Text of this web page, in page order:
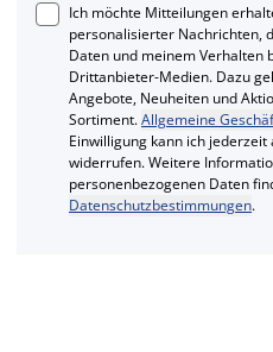
Ich möchte Mitteilungen
personalisierter Nachrichten,
Daten und meinem Verhalten
Drittanbieter-Medien. Dazu
Angebote, Neuheiten und
Sortiment.Allgemeine
Einwilligung kann ich jederzeit
widerrufen. Weitere
personenbezogenen Daten
Datenschutzbestimmungen.